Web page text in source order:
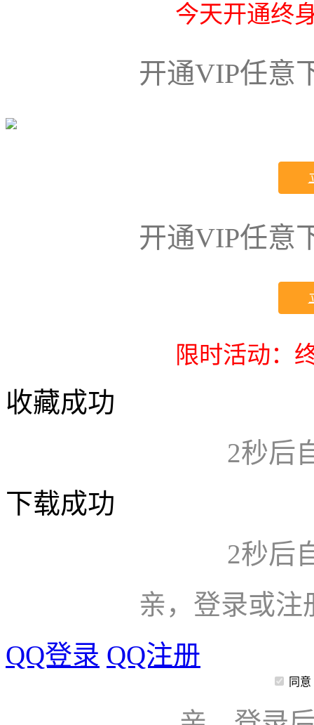
今天开通终
开通VIP任意
开通VIP任意
限时活动：
收藏成功
2秒后
下载成功
2秒后
亲，登录或注
QQ登录 QQ注册
同意